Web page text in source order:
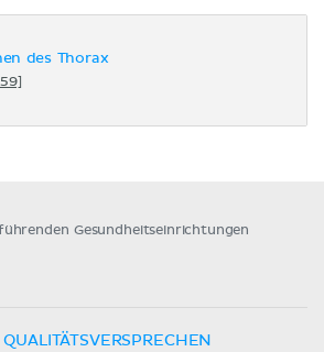
des Thorax
Gesundheitseinrichtungen